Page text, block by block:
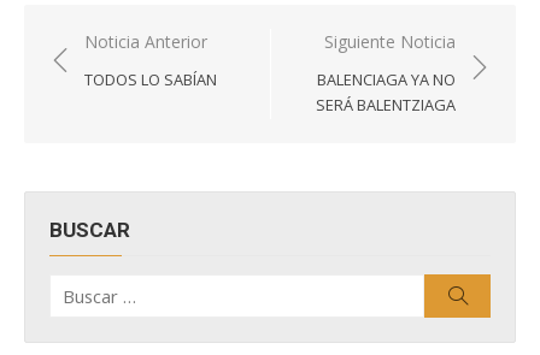
Navegación
de
Noticia Anterior
TODOS LO SABÍAN
Siguiente Noticia
BALENCIAGA YA NO
SERÁ BALENTZIAGA
BUSCAR
por: